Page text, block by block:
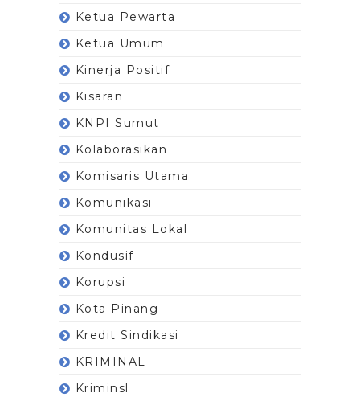
Ketua Pewarta
Ketua Umum
Kinerja Positif
Kisaran
KNPI Sumut
Kolaborasikan
Komisaris Utama
Komunikasi
Komunitas Lokal
Kondusif
Korupsi
Kota Pinang
Kredit Sindikasi
KRIMINAL
Kriminsl